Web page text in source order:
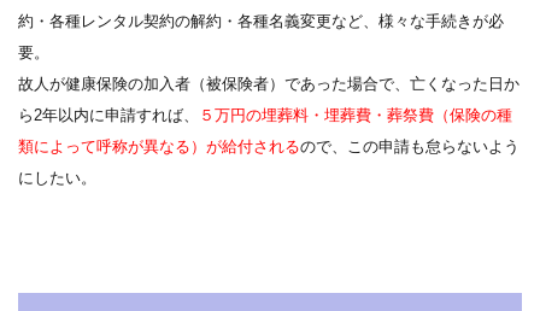
約・各種レンタル契約の解約・各種名義変更など、様々な手続きが必
要。
故人が健康保険の加入者（被保険者）であった場合で、亡くなった日か
ら2年以内に申請すれば、
５万円の埋葬料・埋葬費・葬祭費（保険の種
類によって呼称が異なる）が給付されるので、この申請も怠らないよう
にしたい。